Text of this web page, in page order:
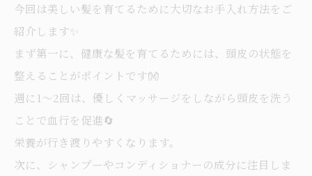
今回は美しい髪を育てるために大切なお手入れ方法をご
紹介します✨
まず第一に、健康な髪を育てるためには、頭皮の状態を
整えることがポイントです👐
週に1〜2回は、優しくマッサージをしながら頭皮を洗う
ことで血行を促進🔄️
栄養が行き渡りやすくなります。
次に、シャンプーやコンディショナーの成分に注目しま